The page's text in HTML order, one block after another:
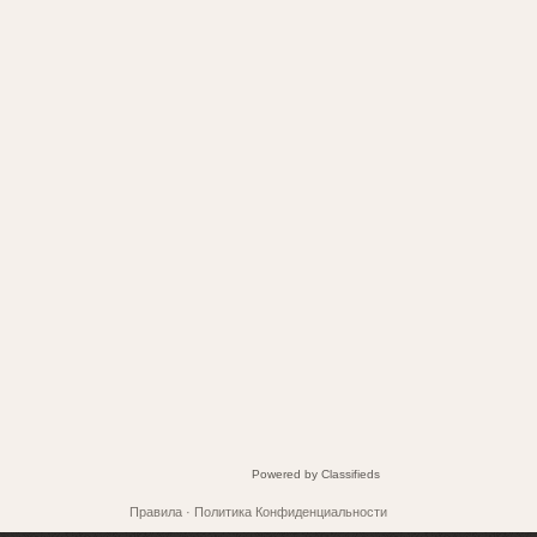
Powered by Classifieds
Политика Конфиденциальности
Правила ·